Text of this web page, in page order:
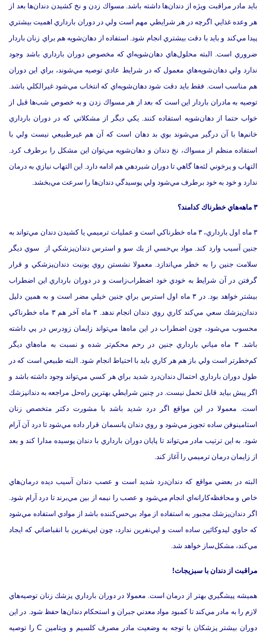
بايد مادر مراقبت ويژه از دندان‌ها داشته باشد. مسواك زدن و نخ كشيدن دندان‌ها بعد از
هر وعده غذايي اگرچه در هر شرايطي مهم است ولي در دوران بارداري اهميت بيشتري
پيدا مي‌كند و بايد با دقت بيشتري انجام شود. استفاده از دهان‌شويه هم براي زنان باردار
ضروري است. البته محلول‌هاي دهان‌شويه‌اي كه مخصوص دوران بارداري باشد وجود
ندارد ولي دهان‌شويه‌هاي معمول كه در شرايط عادي توصيه مي‌شوند، براي اين دوران
هم مناسب است. فقط بايد دقت شود دهان‌شويه‌اي كه انتخاب مي‌شود غيرالكلي باشد.
توصيه به مادران باردار اين است كه بعد از هر مسواك زدن و به خصوص شب‌ها قبل از
خواب حتما از دهان‌شويه استفاده كنند. يكي ديگر از مشكلاتي كه در دوران بارداري
خانم‌ها با آن درگير مي‌شوند بوي بد دهان است كه آن هم غيرطبيعي نيست ولي با
استفاده منظم از مسواك، نخ دندان و دهان‌شويه مي‌توان اين مشكل را برطرف كرد.
التهاب و پرخوني لثه‌ها گاهي تا دوران شيردهي هم ادامه دارد. اين التهاب نيازي به درمان
ندارد و خود به خود برطرف مي‌شود ولي پوسيدگي دندان‌ها را سرعت مي‌بخشد.
۳ ماهه‌هاي خطرناك کدامند؟
۳ ماه اول بارداري، ۳ ماه خطرناكي است و عمليات ترميمي يا كشيدن دندان مي‌تواند به
جنين آسيب وارد كند. مواد بي‌حسي از يك سو و استرس دندان‌پزشكي از سوي ديگر
سلامت جنين را به خطر مي‌اندازد. معمولا نشستن روي يونيت دندان‌پزشكي و قرار
گرفتن در آن شرايط به خودي خود اضطراب‌زاست و در دوران بارداري اين اضطراب
بيشتر خواهد بود. در ۳ ماه اول استرس براي جنين خيلي مضر است و به همين دليل
دندان‌پزشك سعي مي‌كند كاري روي دندان انجام ندهد. ۳ ماه آخر هم ۳ ماه خطرناكي
محسوب مي‌شود، چون اضطراب در اين ماه‌ها مي‌تواند زايمان زودرس در پي داشته
باشد. ۳ ماه مياني بارداري جنين در رحم محكم‌تر شده و نسبت به ماه‌هاي ديگر
كم‌خطرتر است ولي باز هم هر كاري بايد با احتياط انجام شود. البته طبيعي‌ است كه در
طول دوران بارداري احتمال دندان‌درد شديد براي هر كسي مي‌تواند وجود داشته باشد و
اگر پيش بيايد قابل تحمل نيست. در چنين شرايطي بهترين راه‌حل مراجعه به دندا‌نپزشك
است. معمولا در اين مواقع اگر درد شديد باشد با مشورت دكتر متخصص زنان
استامينوفن ساده تجويز مي‌شود و روي دندان پانسمان قرار داده مي‌شود تا درد آن آرام
شود. به اين ترتيب مادر مي‌تواند تا پايان دوران بارداري با دندان پوسيده مدارا كند و بعد
از زايمان درمان ترميمي را آغاز كند.
البته در بعضي مواقع كه دندان‌درد شديد است و عصب دندان آسيب ديده درمان‌هاي
خاص و محافظه‌كارانه‌اي انجام مي‌شود و عصب را نيمه از بين مي‌برند تا درد آرام شود.
اگر دندان‌پزشك مجبور به استفاده از مواد بي‌حس‌كننده باشد از موادي استفاده مي‌شود
كه حاوي ليدوكائين ساده است و اپي‌نفرين ندارد، چون اپي‌نفرين با انقباضاتي كه ايجاد
مي‌كند، مشكل‌ساز خواهد شد.
مراقبت از دندان با سبزيجات!
هميشه پيشگيري بهتر از درمان است. معمولا در دوران بارداري پزشك زنان توصيه‌هاي
لازم را به مادر مي‌كند تا كمبود مواد معدني جبران و استحكام دندان‌ها حفظ شود. در اين
دوران بيشتر پزشكان با توجه به وضعيت مادر مصرف كلسيم و ويتامين C را توصيه